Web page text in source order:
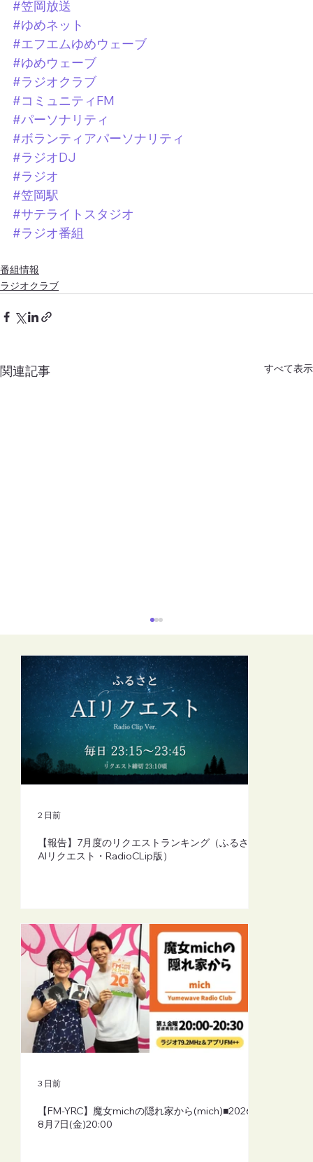
#笠岡放送
#ゆめネット
#エフエムゆめウェーブ
#ゆめウェーブ
#ラジオクラブ
#コミュニティFM
#パーソナリティ
#ボランティアパーソナリティ
#ラジオDJ
#ラジオ
#笠岡駅
#サテライトスタジオ
#ラジオ番組
番組情報
ラジオクラブ
関連記事 すべて表示
【FM-YRC】魔女michの隠れ家から
【報告】7月度のリクエストランキング（ふるさと
AIリクエスト・RadioCLip版）
2 日前
【FM-YRC】魔女michの隠れ家から(mich)■2026年
8月7日(金)20:00
3 日前